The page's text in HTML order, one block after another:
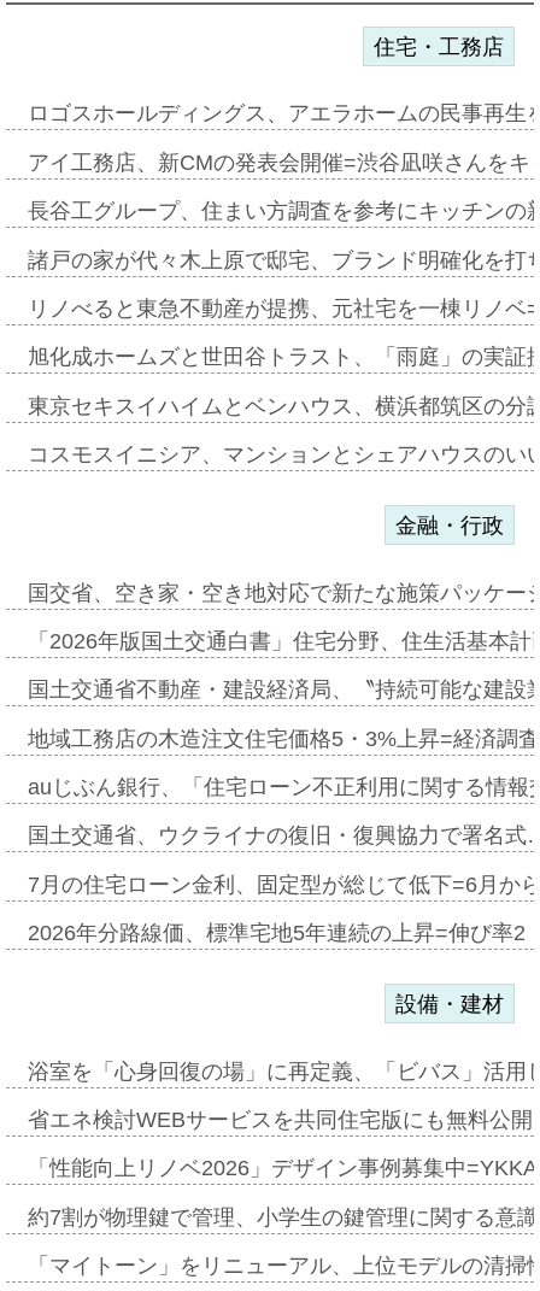
住宅・工務店
ロゴスホールディングス、アエラホームの民事再
アイ工務店、新CMの発表会開催=渋谷凪咲さんを
長谷工グループ、住まい方調査を参考にキッチン
諸戸の家が代々木上原で邸宅、ブランド明確化を
リノべると東急不動産が提携、元社宅を一棟リノ
旭化成ホームズと世田谷トラスト、「雨庭」の実
東京セキスイハイムとベンハウス、横浜都筑区の
コスモスイニシア、マンションとシェアハウスの
金融・行政
国交省、空き家・空き地対応で新たな施策パッケ
「2026年版国土交通白書」住宅分野、住生活基本
国土交通省不動産・建設経済局、〝持続可能な建
地域工務店の木造注文住宅価格5・3%上昇=経済調
auじぶん銀行、「住宅ローン不正利用に関する情
国土交通省、ウクライナの復旧・復興協力で署名
7月の住宅ローン金利、固定型が総じて低下=6月か
2026年分路線価、標準宅地5年連続の上昇=伸び率
設備・建材
浴室を「心身回復の場」に再定義、「ビバス」活
省エネ検討WEBサービスを共同住宅版にも無料公
「性能向上リノベ2026」デザイン事例募集中
約7割が物理鍵で管理、小学生の鍵管理に関する意
「マイトーン」をリニューアル、上位モデルの清